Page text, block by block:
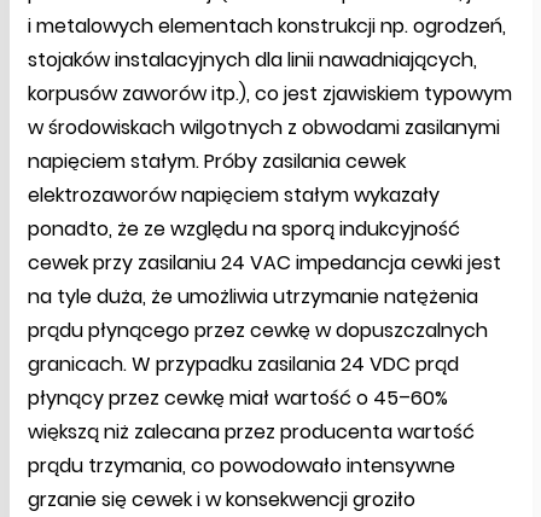
i metalowych elementach konstrukcji np. ogrodzeń,
stojaków instalacyjnych dla linii nawadniających,
korpusów zaworów itp.), co jest zjawiskiem typowym
w środowiskach wilgotnych z obwodami zasilanymi
napięciem stałym. Próby zasilania cewek
elektrozaworów napięciem stałym wykazały
ponadto, że ze względu na sporą indukcyjność
cewek przy zasilaniu 24 VAC impedancja cewki jest
na tyle duża, że umożliwia utrzymanie natężenia
prądu płynącego przez cewkę w dopuszczalnych
granicach. W przypadku zasilania 24 VDC prąd
płynący przez cewkę miał wartość o 45–60%
większą niż zalecana przez producenta wartość
prądu trzymania, co powodowało intensywne
grzanie się cewek i w konsekwencji groziło